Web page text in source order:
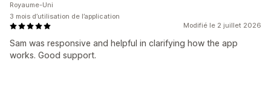
Modifié le 2 juillet 2026
Sam was responsive and helpful in clarifying how the app
works. Good support.
Royaume-Uni
3 mois d’utilisation de l’application